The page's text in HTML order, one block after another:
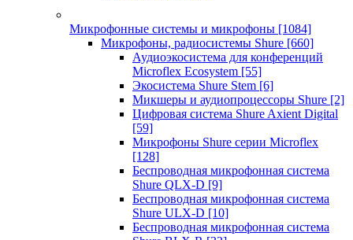
Микрофонные системы и микрофоны [1084]
Микрофоны, радиосистемы Shure [660]
Аудиоэкосистема для конференций
Microflex Ecosystem [55]
Экосистема Shure Stem [6]
Микшеры и аудиопроцессоры Shure [2]
Цифровая система Shure Axient Digital
[59]
Микрофоны Shure серии Microflex
[128]
Беспроводная микрофонная система
Shure QLX-D [9]
Беспроводная микрофонная система
Shure ULX-D [10]
Беспроводная микрофонная система